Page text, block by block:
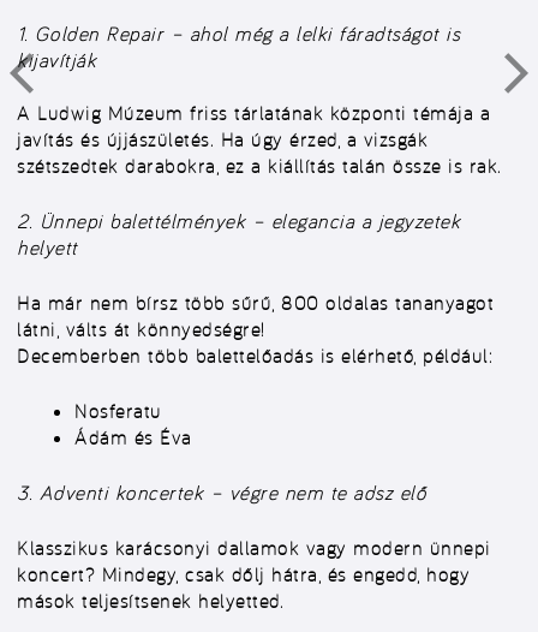
1. Golden Repair – ahol még a lelki fáradtságot is
kijavítják
A Ludwig Múzeum friss tárlatának központi témája a
javítás és újjászületés. Ha úgy érzed, a vizsgák
szétszedtek darabokra, ez a kiállítás talán össze is rak.
2. Ünnepi balettélmények – elegancia a jegyzetek
helyett
Ha már nem bírsz több sűrű, 800 oldalas tananyagot
látni, válts át könnyedségre!
Decemberben több balettelőadás is elérhető, például:
Nosferatu
Ádám és Éva
3. Adventi koncertek – végre nem te adsz elő
Klasszikus karácsonyi dallamok vagy modern ünnepi
koncert? Mindegy, csak dőlj hátra, és engedd, hogy
mások teljesítsenek helyetted.